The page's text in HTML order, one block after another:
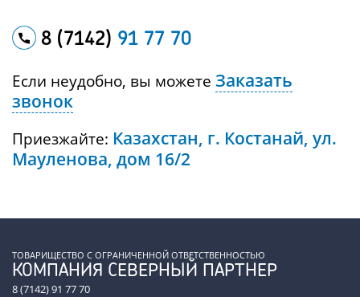
8 (7142) 91 77 70
Если неудобно, вы можете Заказать
звонок
Приезжайте: Казахстан, г. Костанай, ул.
Мауленова, дом 16/2
ТОВАРИЩЕСТВО С ОГРАНИЧЕННОЙ ОТВЕТСТВЕННОСТЬЮ
КОМПАНИЯ СЕВЕРНЫЙ ПАРТНЕР
8 (7142) 91 77 70